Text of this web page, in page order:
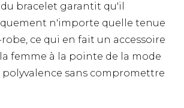
bracelet garantit qu'il
n'importe quelle tenue
ce qui en fait un accessoire
femme à la pointe de la mode
sans compromettre